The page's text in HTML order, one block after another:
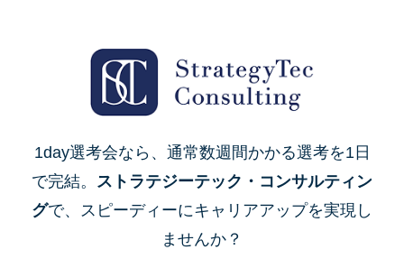
1day選考会なら、通常数週間かかる選考を1日
で完結。 ストラテジーテック・コンサルティン
グで、スピーディーにキャリアアップを実現し
ませんか？